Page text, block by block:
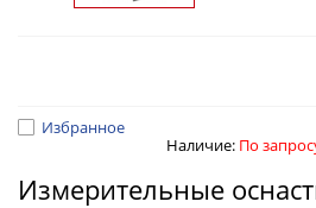
Избранное
Наличие: По
Измерительные